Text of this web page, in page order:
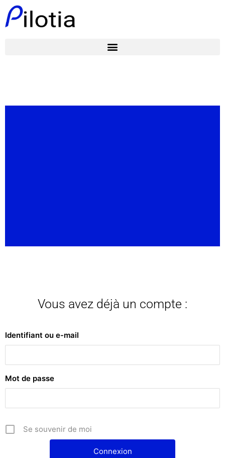
La lecture de cet article nécessite d'avoir
un compte sur la plateforme. L'inscription
merci de vous connecter.
Vous avez déjà un compte :
Identifiant ou e-mail
Mot de passe
Se souvenir de moi